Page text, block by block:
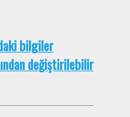
bilgiler
değiştirilebilir